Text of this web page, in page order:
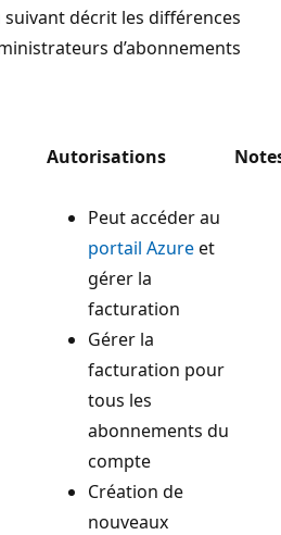
suivant décrit les différences
d’abonnements
Autorisations
Peut accéder au
portail Azureet
gérer la
facturation
Gérer la
facturation pour
tous les
abonnements du
compte
Création de
nouveaux